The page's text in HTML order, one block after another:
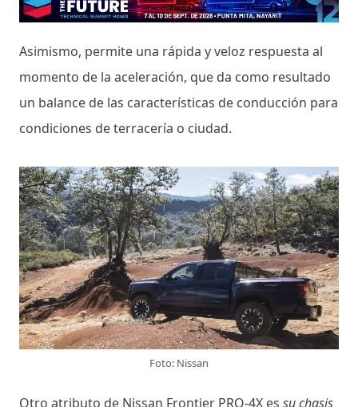
Asimismo, permite una rápida y veloz respuesta al
momento de la aceleración, que da como resultado
un balance de las características de conducción para
condiciones de terracería o ciudad.
Foto: Nissan
Otro atributo de Nissan Frontier PRO-4X es su chasis